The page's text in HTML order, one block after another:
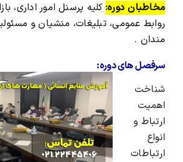
مخاطبان دوره: کلیه پرسنل امور اداری،
روابط عمومی، تبلیغات، منشیان و
مندان .
سرفصل های دوره:
شناخت
اهمیت
ارتباط و
انواع
ارتباطات